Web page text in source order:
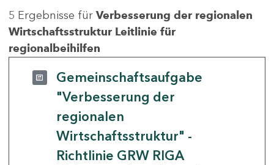
5 Ergebnisse für Verbesserung der regionalen
Wirtschaftsstruktur Leitlinie für
regionalbeihilfen
Gemeinschaftsaufgabe
"Verbesserung der
regionalen
Wirtschaftsstruktur" -
Richtlinie GRW RIGA